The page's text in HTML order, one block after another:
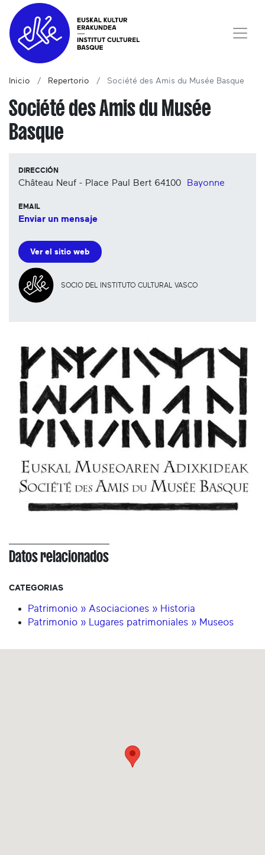
Inicio Repertorio Société des Amis du Musée Basque
Société des Amis du Musée
Basque
DIRECCIÓN
Château Neuf - Place Paul Bert 64100 Bayonne
EMAIL
Enviar un mensaje
Ver el sitio web
SOCIO DEL INSTITUTO CULTURAL VASCO
Datos relacionados
CATEGORIAS
Patrimonio » Asociaciones » Historia
Patrimonio » Lugares patrimoniales » Museos